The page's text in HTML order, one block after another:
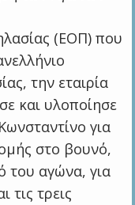
(ΕΟΠ) που
την εταιρία
και υλοποίησε
για
στο βουνό,
του αγώνα, για
τρεις